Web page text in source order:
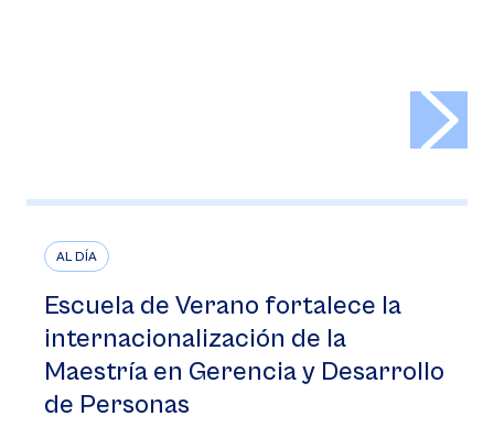
AL DÍA
Escuela de Verano fortalece la
internacionalización de la
Maestría en Gerencia y Desarrollo
de Personas